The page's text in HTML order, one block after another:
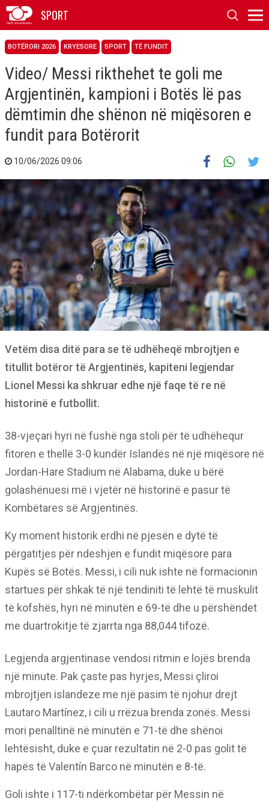
SPORT
BOTËRORI 2026 KRYESORE SPORT TË FUNDIT
Video/ Messi rikthehet te goli me
Argjentinën, kampioni i Botës lë pas
dëmtimin dhe shënon në miqësoren e
fundit para Botërorit
10/06/2026 09:06
Vetëm disa ditë para se të udhëheqë mbrojtjen e
titullit botëror të Argjentinës, kapiteni legjendar
Lionel Messi ka shkruar edhe një faqe të re në
historinë e futbollit.
38-vjeçari hyri në fushë nga stoli për të udhëhequr
fitoren e thellë 3-0 kundër Islandës në një miqësore në
Jordan-Hare Stadium në Alabama, duke u bërë
golashënuesi më i vjetër në historinë e pasur të
Kombëtares së Argjentinës.
Ky moment historik erdhi në pjesën e dytë të
përgatitjes për ndeshjen e fundit miqësore para
Kupës së Botës. Messi, i cili nuk ishte në formacionin
startues për shkak të një tendiniti të lehtë të muskulit
të kofshës, hyri në minutën e 69-të dhe u përshëndet
me duartrokitje të zjarrta nga 88,044 tifozë.
Legjenda argjentinase vendosi ritmin e lojës brenda
një minute. Pak çaste pas hyrjes, Messi çliroi
mbrojtjen islandeze me një pasim të njohur drejt
Lautaro Martínez, i cili u rrëzua brenda zonës. Messi
mori penalltinë në minutën e 71-të dhe shënoi
lehtësisht, duke e çuar rezultatin në 2-0 pas golit të
hapës të Valentín Barco në minutën e 8-të.
Goli ishte i 117-ti ndërkombëtar për Messin në